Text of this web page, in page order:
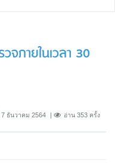
ภายในเวลา 30
7 ธันวาคม 2564 อ่าน 353 ครั้ง